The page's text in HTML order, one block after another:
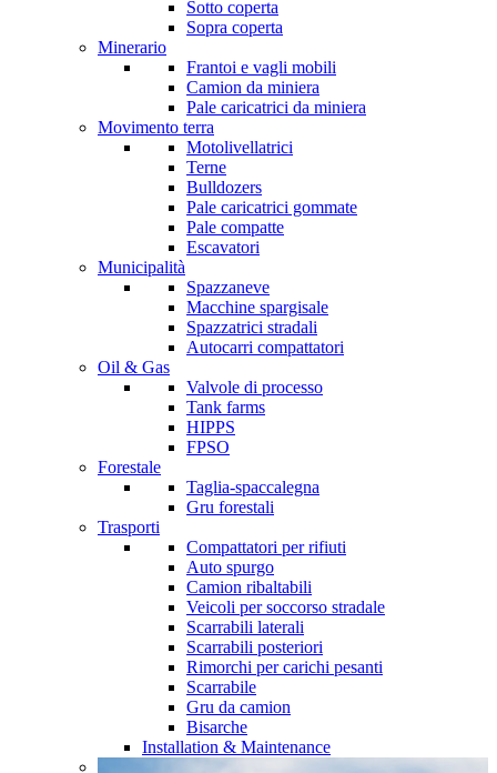
Sotto coperta
Sopra coperta
Minerario
Frantoi e vagli mobili
Camion da miniera
Pale caricatrici da miniera
Movimento terra
Motolivellatrici
Terne
Bulldozers
Pale caricatrici gommate
Pale compatte
Escavatori
Municipalità
Spazzaneve
Macchine spargisale
Spazzatrici stradali
Autocarri compattatori
Oil & Gas
Valvole di processo
Tank farms
HIPPS
FPSO
Forestale
Taglia-spaccalegna
Gru forestali
Trasporti
Compattatori per rifiuti
Auto spurgo
Camion ribaltabili
Veicoli per soccorso stradale
Scarrabili laterali
Scarrabili posteriori
Rimorchi per carichi pesanti
Scarrabile
Gru da camion
Bisarche
Installation & Maintenance